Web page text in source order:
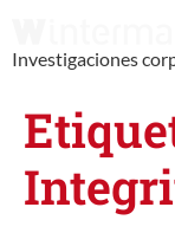
Investigaciones